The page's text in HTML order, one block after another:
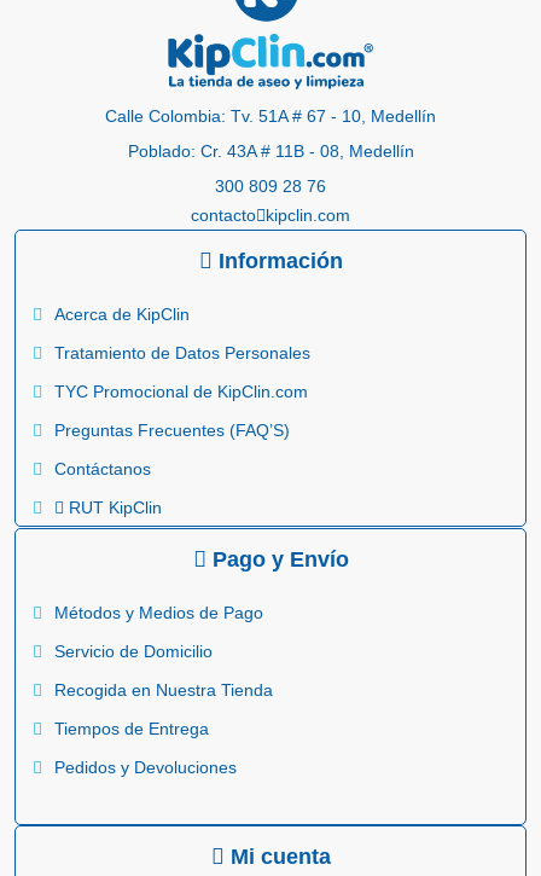
Calle Colombia: Tv. 51A # 67 - 10, Medellín
Poblado: Cr. 43A # 11B - 08, Medellín
300 809 28 76
contacto kipclin.com
Información
Acerca de KipClin
Tratamiento de Datos Personales
TYC Promocional de KipClin.com
Preguntas Frecuentes (FAQ’S)
Contáctanos
RUT KipClin
Pago y Envío
Métodos y Medios de Pago
Servicio de Domicilio
Recogida en Nuestra Tienda
Tiempos de Entrega
Pedidos y Devoluciones
Mi cuenta